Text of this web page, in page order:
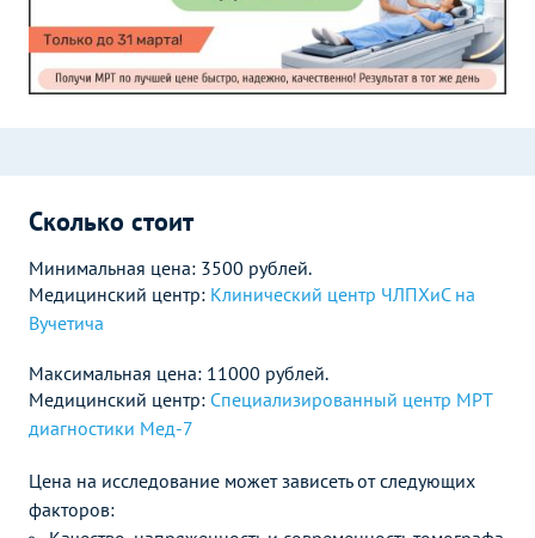
Сколько стоит
Минимальная цена: 3500 рублей.
Медицинский центр: Клинический центр ЧЛПХиС на
Вучетича
Максимальная цена: 11000 рублей.
Медицинский центр: Специализированный центр МРТ
диагностики Мед-7
Цена на исследование может зависеть от следующих
факторов: